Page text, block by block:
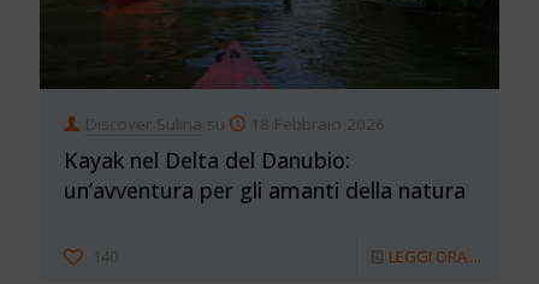
Discover Sulina su 18 Febbraio 2026
Kayak nel Delta del Danubio:
un’avventura per gli amanti della natura
140 LEGGI ORA ...